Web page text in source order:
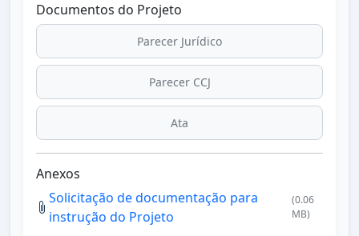
Documentos do Projeto
Parecer Jurídico
Parecer CCJ
Ata
Anexos
Solicitação de documentação para
instrução do Projeto
(0.06
MB)